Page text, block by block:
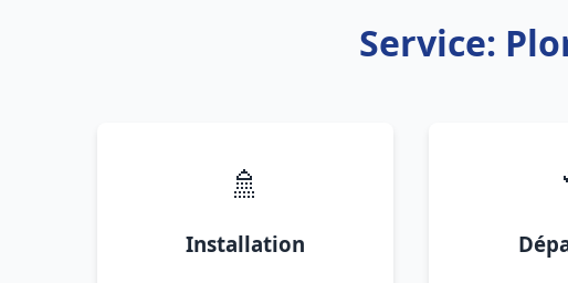
Service:
🚿
Installation